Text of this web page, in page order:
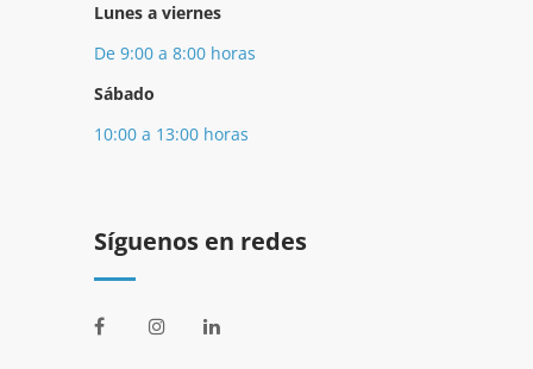
Lunes a viernes
De 9:00 a 8:00 horas
Sábado
10:00 a 13:00 horas
Síguenos en redes